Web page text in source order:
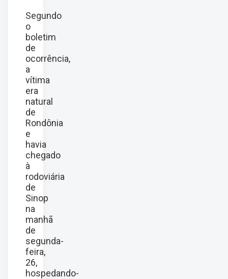
Segundo
o
boletim
de
ocorrência,
a
vítima
era
natural
de
Rondônia
e
havia
chegado
à
rodoviária
de
Sinop
na
manhã
de
segunda-
feira,
26,
hospedando-